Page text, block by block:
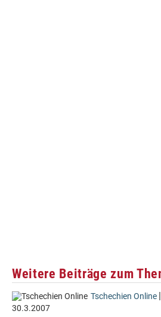
Weitere Beiträge zum
Tschechien Online |
30.3.2007